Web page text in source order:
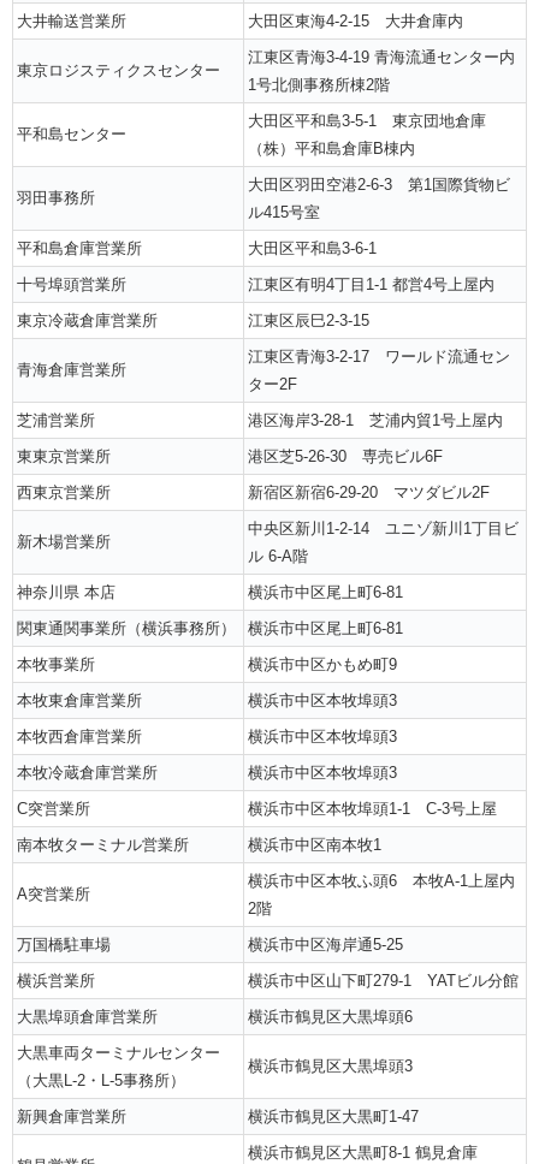
大井輸送営業所
大田区東海4-2-15 大井倉庫内
東京ロジスティクスセンター
江東区青海3-4-19 青海流通センター内
1号北側事務所棟2階
平和島センター
大田区平和島3-5-1 東京団地倉庫
（株）平和島倉庫B棟内
羽田事務所
大田区羽田空港2-6-3 第1国際貨物ビ
ル415号室
平和島倉庫営業所
大田区平和島3-6-1
十号埠頭営業所
江東区有明4丁目1-1 都営4号上屋内
東京冷蔵倉庫営業所
江東区辰巳2-3-15
青海倉庫営業所
江東区青海3-2-17 ワールド流通セン
ター2F
芝浦営業所
港区海岸3-28-1 芝浦内貿1号上屋内
東東京営業所
港区芝5-26-30 専売ビル6F
西東京営業所
新宿区新宿6-29-20 マツダビル2F
新木場営業所
中央区新川1-2-14 ユニゾ新川1丁目ビ
ル 6-A階
神奈川県 本店
横浜市中区尾上町6-81
関東通関事業所（横浜事務所）
横浜市中区尾上町6-81
本牧事業所
横浜市中区かもめ町9
本牧東倉庫営業所
横浜市中区本牧埠頭3
本牧西倉庫営業所
横浜市中区本牧埠頭3
本牧冷蔵倉庫営業所
横浜市中区本牧埠頭3
C突営業所
横浜市中区本牧埠頭1-1 C-3号上屋
南本牧ターミナル営業所
横浜市中区南本牧1
A突営業所
横浜市中区本牧ふ頭6 本牧A-1上屋内
2階
万国橋駐車場
横浜市中区海岸通5-25
横浜営業所
横浜市中区山下町279-1 YATビル分館
大黒埠頭倉庫営業所
横浜市鶴見区大黒埠頭6
大黒車両ターミナルセンター
（大黒L-2・L-5事務所）
横浜市鶴見区大黒埠頭3
新興倉庫営業所 横浜市鶴見区大黒町1-47
横浜市鶴見区大黒町8-1 鶴見倉庫